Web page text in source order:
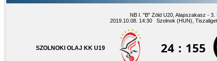
NB I. "B" Zöld U20, Alapszakasz - 3.
2019.10.08. 14:30 Szolnok (HUN),
SZOLNOKI OLAJ KK U19 24 : 155